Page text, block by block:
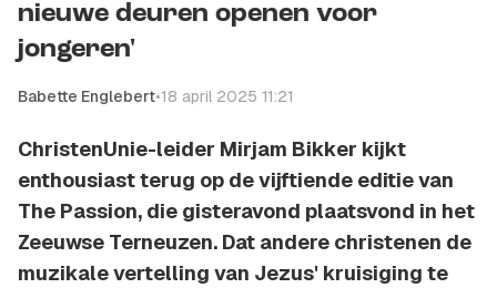
nieuwe deuren openen voor
jongeren'
Babette Englebert•18 april 2025 11:21
ChristenUnie-leider Mirjam Bikker kijkt
enthousiast terug op de vijftiende editie van
The Passion, die gisteravond plaatsvond in het
Zeeuwse Terneuzen. Dat andere christenen de
muzikale vertelling van Jezus' kruisiging te